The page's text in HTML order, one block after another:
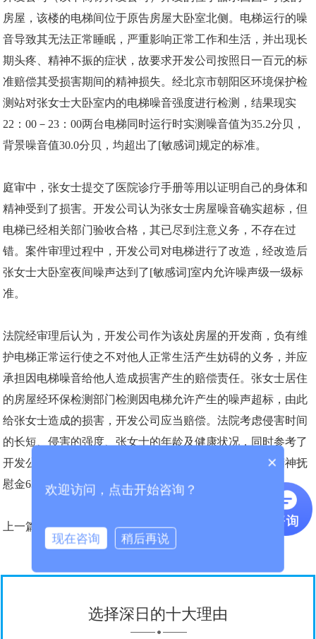
房屋，该楼的电梯间位于原告房屋大卧室北侧。电梯运行的噪
音导致其无法正常睡眠，严重影响正常工作和生活，并出现长
期头疼、精神不振的症状，故要求开发公司按照日一百元的标
准赔偿其受损害期间的精神损失。经北京市朝阳区环境保护检
测站对张女士大卧室内的电梯噪音强度进行检测，结果现实
22：00－23：00两台电梯同时运行时实测噪音值为35.2分贝，
背景噪音值30.0分贝，均超出了[敏感词]规定的标准。
庭审中，张女士提交了医院诊疗手册等用以证明自己的身体和
精神受到了损害。开发公司认为张女士房屋噪音确实超标，但
电梯已经相关部门验收合格，其已尽到注意义务，不存在过
错。案件审理过程中，开发公司对电梯进行了改造，经改造后
张女士大卧室夜间噪声达到了[敏感词]室内允许噪声级一级标
准。
法院经审理后认为，开发公司作为该处房屋的开发商，负有维
护电梯正常运行使之不对他人正常生活产生妨碍的义务，并应
承担因电梯噪音给他人造成损害产生的赔偿责任。张女士居住
的房屋经环保检测部门检测因电梯允许产生的噪声超标，由此
给张女士造成的损害，开发公司应当赔偿。法院考虑侵害时间
的长短、侵害的强度、张女士的年龄及健康状况，同时参考了
开发公司的过错程度等因素，酌定开发公司赔偿张女士精神抚
慰金6300元。
上一篇：电梯噪音太大 400万豪宅难入住
选择深日的十大理由
×
欢迎访问，点击开始咨询？
现在咨询 稍后再说